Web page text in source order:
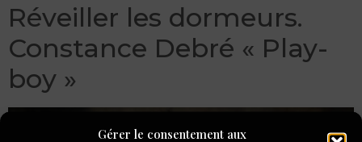
Gérer le consentement aux
Réveiller les dormeurs.
Constance Debré « Play-
boy »